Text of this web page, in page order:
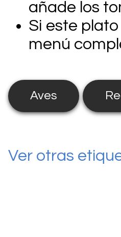
añade los
Si este
menú
Aves
Ver otras